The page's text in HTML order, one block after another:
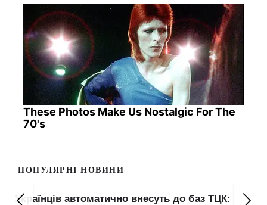
These Photos Make Us Nostalgic For The
70's
ПОПУЛЯРНІ НОВИНИ
Українців автоматично внесуть до баз ТЦК: